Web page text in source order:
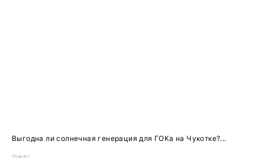
Выгодна ли солнечная генерация для ГОКа на Чукотке?...
Подкаст